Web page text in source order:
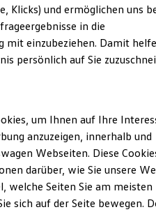
bei Volkswagen
Modelle
Klicks) und ermöglichen uns
in die
mit einzubeziehen. Damit
persönlich auf Sie
um Ihnen auf Ihre
anzuzeigen, innerhalb und
Webseiten. Diese
darüber, wie Sie unsere
welche Seiten Sie am meisten
sich auf der Seite bewegen.